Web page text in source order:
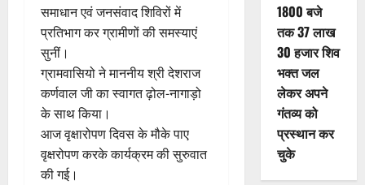
समाधान एवं जनसंवाद शिविरों में
प्रतिभाग कर ग्रामीणों की समस्याएं
सुनीं।
ग्रामवासियो ने माननीय श्री देशराज
कर्णवाल जी का स्वागत ढ़ोल-नागाड़ो
के साथ किया।
आज वृक्षारोपण दिवस के मौके पाए
वृक्षरोपण करके कार्यक्रम की सुरुवात
की गई।
1800 बजे
तक 37 लाख
30 हजार शिव
भक्त जल
लेकर अपने
गंतव्य को
प्रस्थान कर
चुके